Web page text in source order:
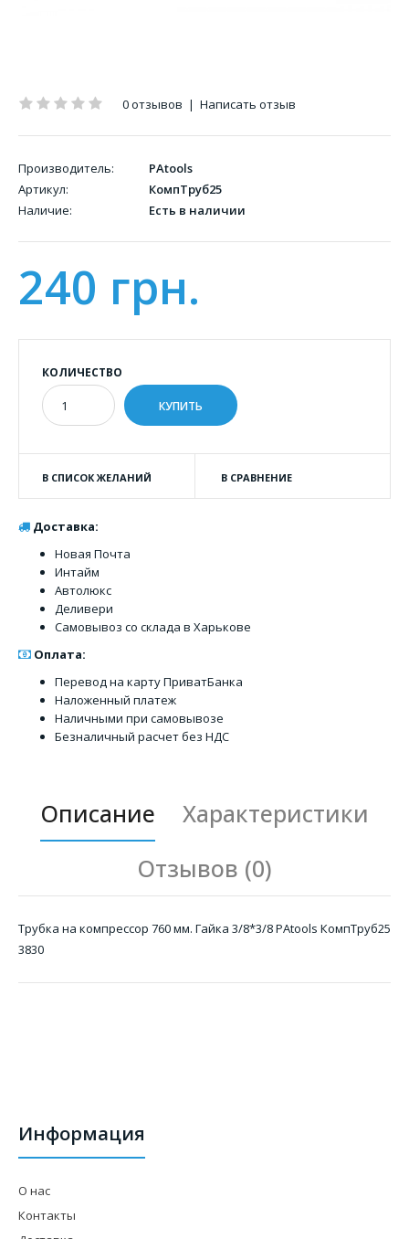
0 отзывов | Написать отзыв
Производитель:
PAtools
Артикул:
КомпТруб25
Наличие:
Есть в наличии
240 грн.
КОЛИЧЕСТВО
В СПИСОК ЖЕЛАНИЙ В СРАВНЕНИЕ
Доставка:
Новая Почта
Интайм
Автолюкс
Деливери
Самовывоз со склада в Харькове
Оплата:
Перевод на карту ПриватБанка
Наложенный платеж
Наличными при самовывозе
Безналичный расчет без НДС
Описание
Характеристики
Отзывов (0)
Трубка на компрессор 760 мм. Гайка 3/8*3/8 PAtools КомпТруб25
3830
Информация
О нас
Контакты